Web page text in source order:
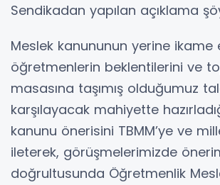
Sendikadan yapılan açıklama
Meslek kanununun yerine ikame
öğretmenlerin beklentilerini ve
masasına taşımış olduğumuz
karşılayacak mahiyette
kanunu önerisini TBMM’ye ve
ileterek, görüşmelerimizde
doğrultusunda Öğretmenlik